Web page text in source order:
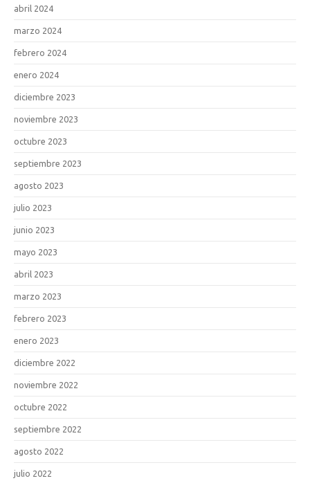
abril 2024
marzo 2024
febrero 2024
enero 2024
diciembre 2023
noviembre 2023
octubre 2023
septiembre 2023
agosto 2023
julio 2023
junio 2023
mayo 2023
abril 2023
marzo 2023
febrero 2023
enero 2023
diciembre 2022
noviembre 2022
octubre 2022
septiembre 2022
agosto 2022
julio 2022